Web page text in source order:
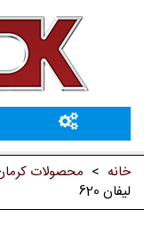
خانه > محصولات
لیفان 620